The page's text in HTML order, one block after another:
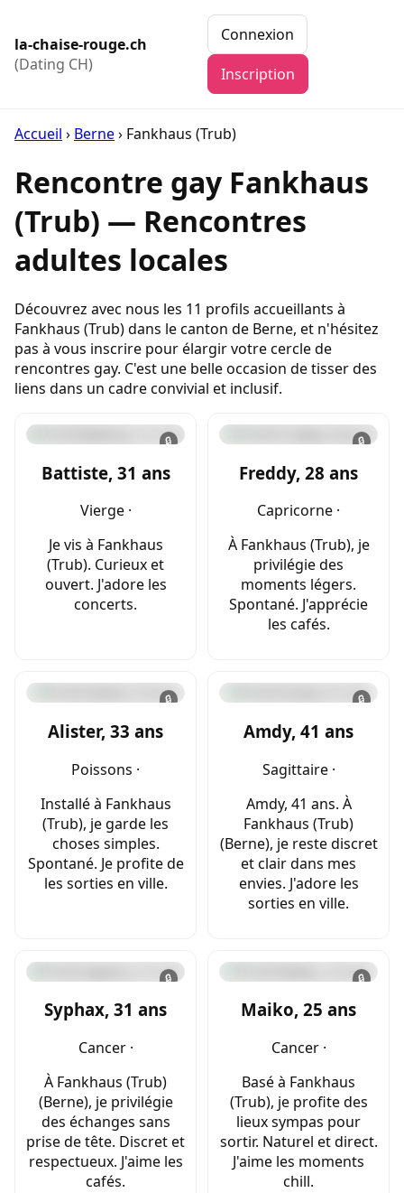
la-chaise-rouge.ch
(Dating CH)
Connexion
Inscription
Accueil › Berne› Fankhaus (Trub)
Rencontre gay Fankhaus
(Trub) — Rencontres
adultes locales
Découvrez avec nous les 11 profils accueillants à
Fankhaus (Trub) dans le canton de Berne, et n'hésitez
pas à vous inscrire pour élargir votre cercle de
rencontres gay. C'est une belle occasion de tisser des
liens dans un cadre convivial et inclusif.
🔒
Battiste, 31 ans
Vierge ·
Je vis à Fankhaus
(Trub). Curieux et
ouvert. J'adore les
concerts.
🔒
Freddy, 28 ans
Capricorne ·
À Fankhaus (Trub), je
privilégie des
moments légers.
Spontané. J'apprécie
les cafés.
🔒
Alister, 33 ans
Poissons ·
Installé à Fankhaus
(Trub), je garde les
choses simples.
Spontané. Je profite de
les sorties en ville.
🔒
Amdy, 41 ans
Sagittaire ·
Amdy, 41 ans. À
Fankhaus (Trub)
(Berne), je reste discret
et clair dans mes
envies. J'adore les
sorties en ville.
🔒
Syphax, 31 ans
Cancer ·
À Fankhaus (Trub)
(Berne), je privilégie
des échanges sans
prise de tête. Discret et
respectueux. J'aime les
cafés.
🔒
Maiko, 25 ans
Cancer ·
Basé à Fankhaus
(Trub), je profite des
lieux sympas pour
sortir. Naturel et direct.
J'aime les moments
chill.